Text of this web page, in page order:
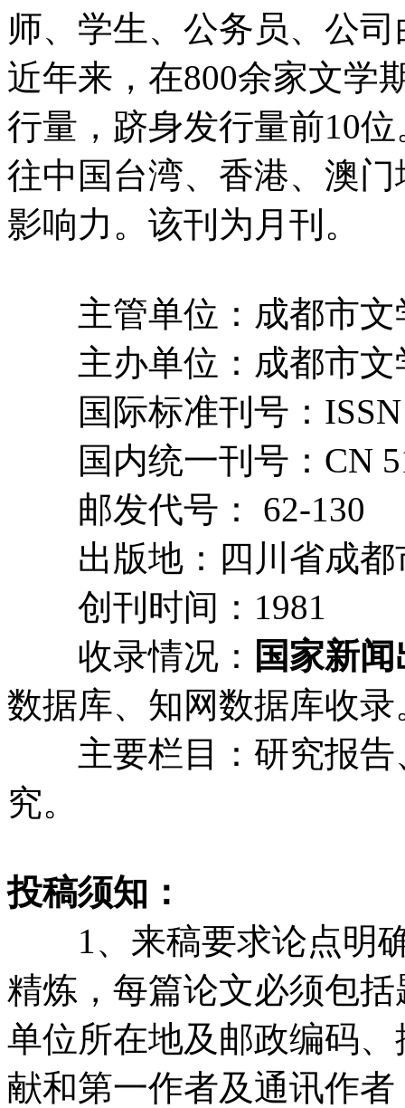
师、学生、公务员、公
近年来，在800余家文学
行量，跻身发行量前10
往中国台湾、香港、澳
影响力。该刊为月刊。
主管单位：成都市文
主办单位：成都市文
国际标准刊号：ISSN
国内统一刊号：CN
邮发代号： 62-130
出版地：四川省成都
创刊时间：1981
收录情况： 国家新
数据库、知网数据库收录
主要栏目：研究报告
究。
投稿须知：
1、来稿要求论点明确
精炼，每篇论文必须包
单位所在地及邮政编码
献和第一作者及通讯作